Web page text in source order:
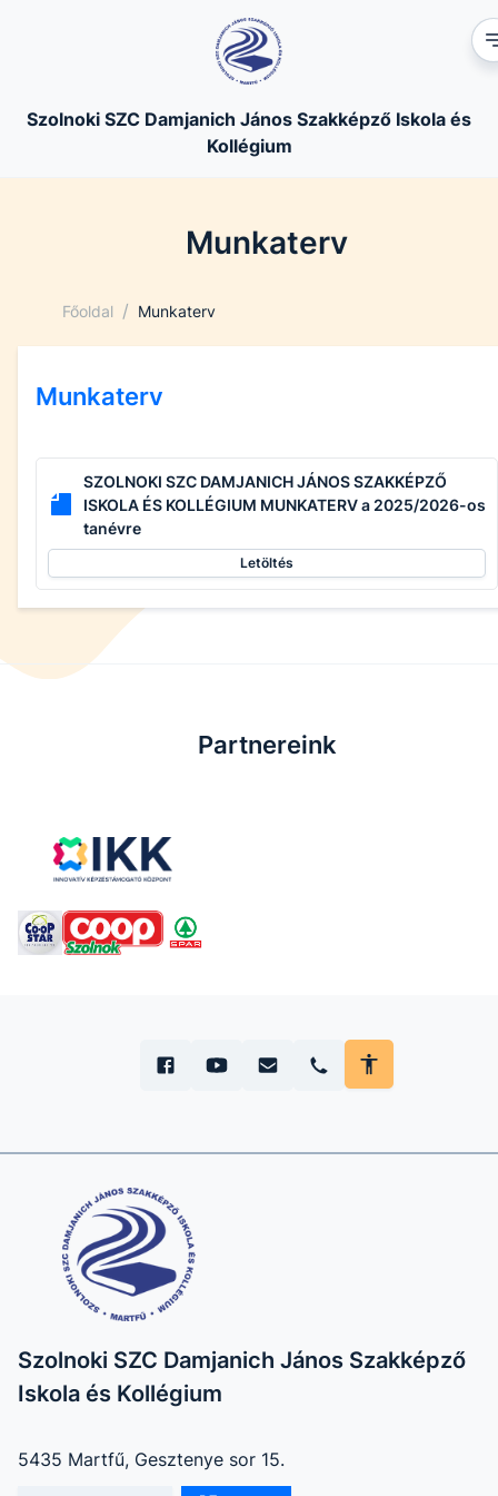
Szolnoki SZC Damjanich János Szakképző Iskola és
Kollégium
Munkaterv
Főoldal / Munkaterv
Munkaterv
SZOLNOKI SZC DAMJANICH JÁNOS SZAKKÉPZŐ
ISKOLA ÉS KOLLÉGIUM MUNKATERV a 2025/2026-os
tanévre
Letöltés
Partnereink
Szolnoki SZC Damjanich János Szakképző
Iskola és Kollégium
5435 Martfű, Gesztenye sor 15.